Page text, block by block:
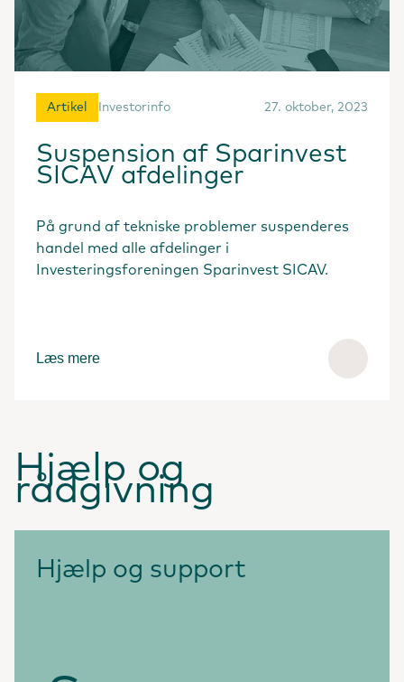
Artikel Investorinfo 27. oktober, 2023
Suspension af Sparinvest
SICAV afdelinger
På grund af tekniske problemer suspenderes
handel med alle afdelinger i
Investeringsforeningen Sparinvest SICAV.
Læs mere
Hjælp og
rådgivning
Hjælp og support
Søg